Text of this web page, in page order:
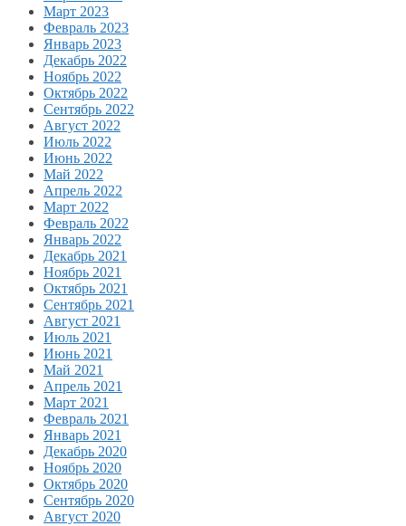
Март 2023
Февраль 2023
Январь 2023
Декабрь 2022
Ноябрь 2022
Октябрь 2022
Сентябрь 2022
Август 2022
Июль 2022
Июнь 2022
Май 2022
Апрель 2022
Март 2022
Февраль 2022
Январь 2022
Декабрь 2021
Ноябрь 2021
Октябрь 2021
Сентябрь 2021
Август 2021
Июль 2021
Июнь 2021
Май 2021
Апрель 2021
Март 2021
Февраль 2021
Январь 2021
Декабрь 2020
Ноябрь 2020
Октябрь 2020
Сентябрь 2020
Август 2020